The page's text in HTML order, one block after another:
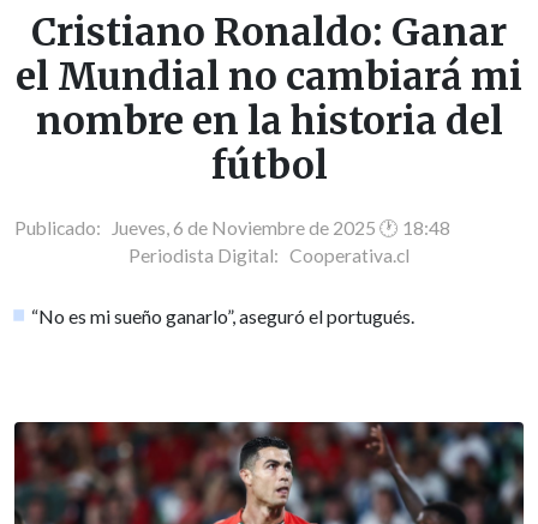
Cristiano Ronaldo: Ganar
el Mundial no cambiará mi
nombre en la historia del
fútbol
Publicado: Jueves, 6 de Noviembre de 2025 🕐 18:48
Periodista Digital: Cooperativa.cl
“No es mi sueño ganarlo”, aseguró el portugués.